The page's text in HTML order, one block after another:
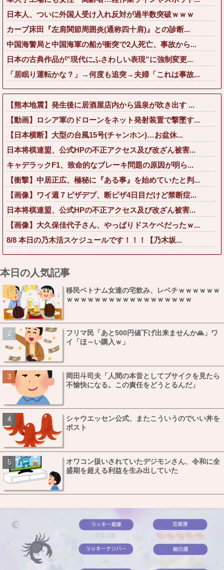
日本人、ついに外国人受け入れ反対が過半数突破ｗｗｗ
カープ床田『左肩関節周囲炎(通称四十肩)』との診断...
中国海警局と中国海軍の船が衝突で2人死亡、事故から...
日本の古典作品が”現代にふさわしい表現”に強制変更...
「居眠り運転かな？」→何度も追突→夫婦「これは事故...
【熊本地震】発生後に居酒屋店内から温泉が吹き出す ...
【動画】ロシア軍のドローンをネット発射装置で撃墜す...
【日本横断】大型の台風15号(チャンホン)…お盆休...
日本将棋連盟、公式HPの不正アクセス及び改ざん被害...
キャデラックF1、致命的なブレーキ問題の原因が明ら...
【衝撃】中居正広、極秘に『ある事』を始めていたと判...
【画像】ワイ週７ピザデブ、断ピザ4日目だけど禁断症...
日本将棋連盟、公式HPの不正アクセス及び改ざん被害...
【画像】大久保佳代子さん、やっぱりドスケベだったｗ...
8/8 本日の乃木活スケジュールです！！！【乃木坂...
本日の人気記事
移民ベトナム女達の宅飲み、レベチｗｗｗｗｗｗ
ｗｗｗｗｗｗｗｗｗｗｗｗｗｗｗｗｗｗ
フリマ民「あと500円値下げ出来ませんか🙏」ワ
イ「ほ～い購入ｗ」
岡田斗司夫「人間の本音としてブサイクを見たら
不愉快になる。この責任をどうとるんだ」
シャウエッセン公式、またこういうのでいい丼を
ポスト
オワコン扱いされていたデジモンさん、令和に全
盛期を超える利益を生み出していた